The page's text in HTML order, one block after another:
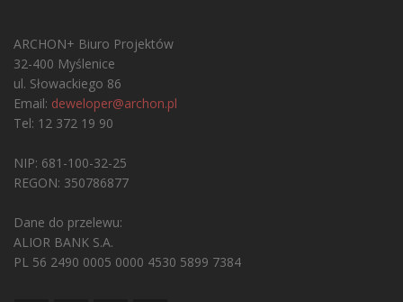
ARCHON+ Biuro Projektów
32-400 Myślenice
ul. Słowackiego 86
Email: deweloper@archon.pl
Tel: 12 372 19 90
NIP: 681-100-32-25
REGON: 350786877
Dane do przelewu:
ALIOR BANK S.A.
PL 56 2490 0005 0000 4530 5899 7384